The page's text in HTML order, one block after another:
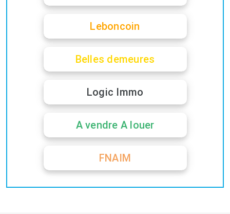
Leboncoin
Belles demeures
Logic Immo
A vendre A louer
FNAIM